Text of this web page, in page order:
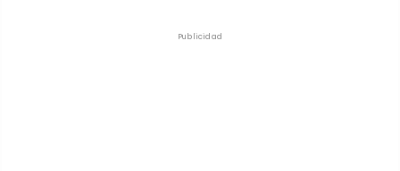
Publicidad